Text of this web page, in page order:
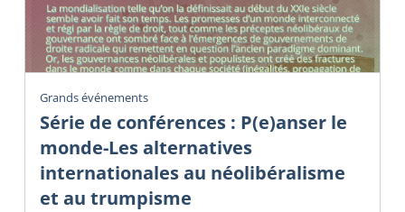
Grands événements
Série de conférences : P(e)anser le
monde-Les alternatives
internationales au néolibéralisme
et au trumpisme